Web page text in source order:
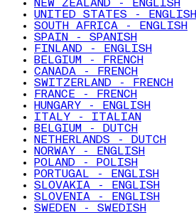
NEW ZEALAND - ENGLISH
UNITED STATES - ENGLISH
SOUTH AFRICA - ENGLISH
SPAIN - SPANISH
FINLAND - ENGLISH
BELGIUM - FRENCH
CANADA - FRENCH
SWITZERLAND - FRENCH
FRANCE - FRENCH
HUNGARY - ENGLISH
ITALY - ITALIAN
BELGIUM - DUTCH
NETHERLANDS - DUTCH
NORWAY - ENGLISH
POLAND - POLISH
PORTUGAL - ENGLISH
SLOVAKIA - ENGLISH
SLOVENIA - ENGLISH
SWEDEN - SWEDISH